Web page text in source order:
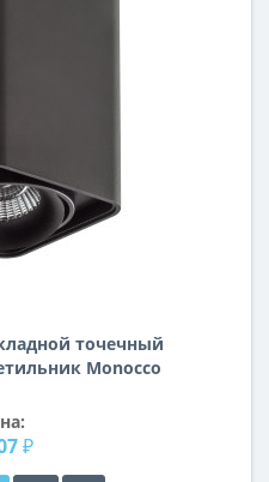
точечный
Monocco
₽